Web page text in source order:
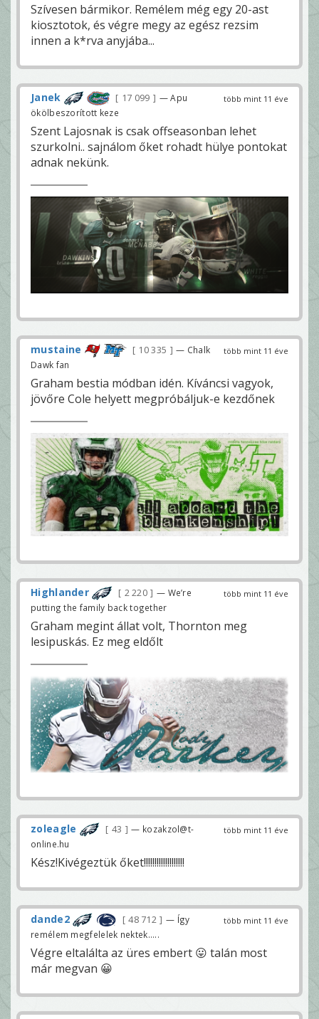
Szívesen bármikor. Remélem még egy 20-ast
kiosztotok, és végre megy az egész rezsim
innen a k*rva anyjába...
több mint 11 éve
Janek 17 099
— Apu
ökölbeszorított keze
Szent Lajosnak is csak offseasonban lehet
szurkolni.. sajnálom őket rohadt hülye pontokat
adnak nekünk.
több mint 11 éve
mustaine 10 335
— Chalk
Dawk fan
Graham bestia módban idén. Kíváncsi vagyok,
jövőre Cole helyett megpróbáljuk-e kezdőnek
több mint 11 éve
Highlander 2 220
— We’re
putting the family back together
Graham megint állat volt, Thornton meg
lesipuskás. Ez meg eldőlt
több mint 11 éve
zoleagle 43
— kozakzol@t-
online.hu
Kész!Kivégeztük őket!!!!!!!!!!!!!!!!!!!
több mint 11 éve
dande2 48 712
— Így
remélem megfelelek nektek.....
Végre eltalálta az üres embert 😛 talán most
már megvan 😀